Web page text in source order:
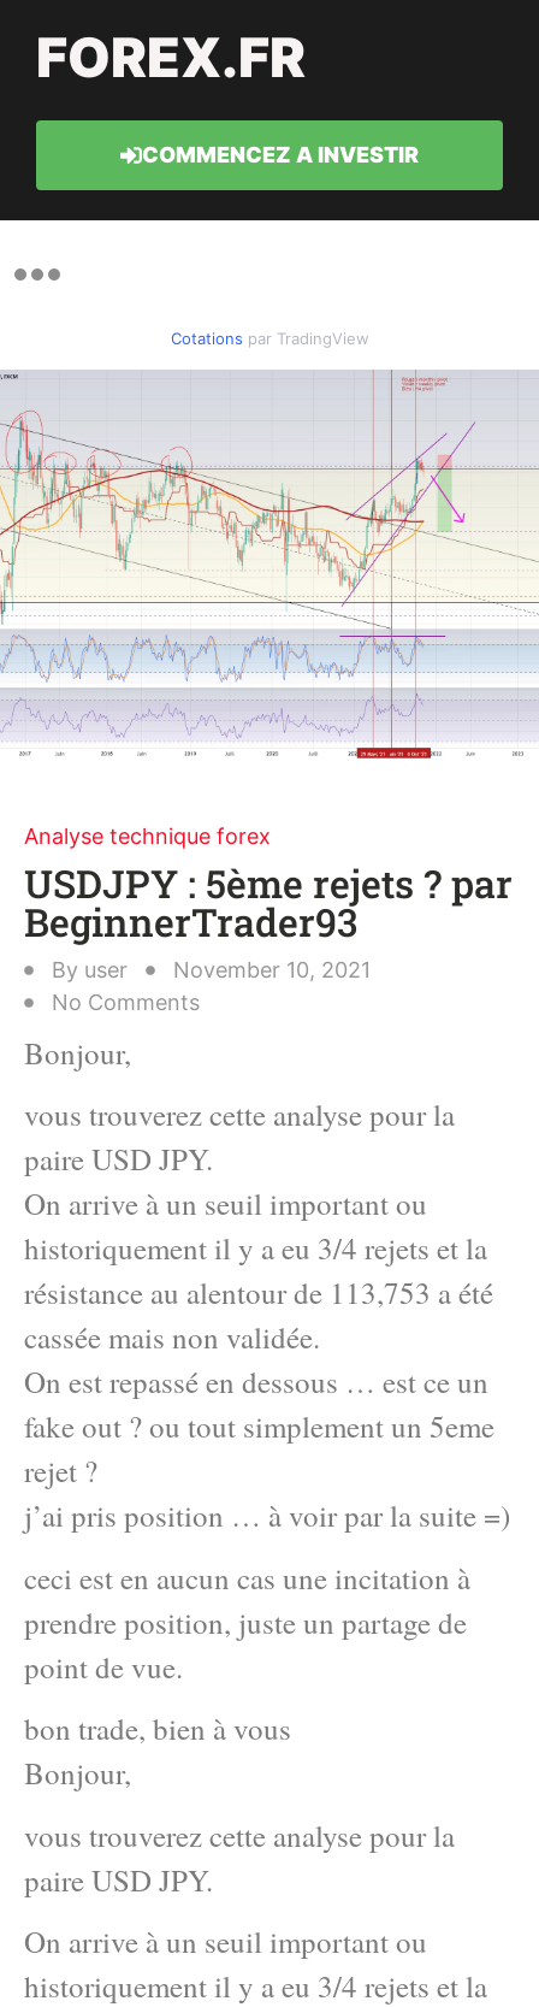
FOREX.FR
COMMENCEZ A INVESTIR
Cotations par TradingView
Analyse technique forex
USDJPY : 5ème rejets ? par
BeginnerTrader93
By user
November 10, 2021
No Comments
Bonjour,
vous trouverez cette analyse pour la
paire USD JPY.
On arrive à un seuil important ou
historiquement il y a eu 3/4 rejets et la
résistance au alentour de 113,753 a été
cassée mais non validée.
On est repassé en dessous … est ce un
fake out ? ou tout simplement un 5eme
rejet ?
j’ai pris position … à voir par la suite =)
ceci est en aucun cas une incitation à
prendre position, juste un partage de
point de vue.
bon trade, bien à vous
Bonjour,
vous trouverez cette analyse pour la
paire USD JPY.
On arrive à un seuil important ou
historiquement il y a eu 3/4 rejets et la